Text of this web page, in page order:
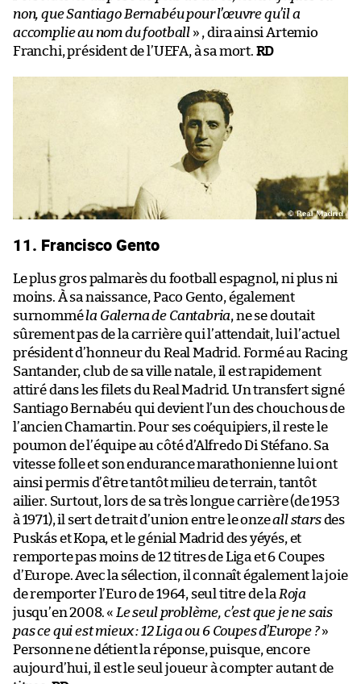
non, que Santiago Bernabéu pour l’œuvre qu’il a
accomplie au nom du football» , dira ainsi Artemio
Franchi, président de l’UEFA, à sa mort. RD
11. Francisco Gento
Le plus gros palmarès du football espagnol, ni plus ni
moins. À sa naissance, Paco Gento, également
surnomméla Galerna de Cantabria, ne se doutait
sûrement pas de la carrière qui l’attendait, lui l’actuel
président d’honneur du Real Madrid. Formé au Racing
Santander, club de sa ville natale, il est rapidement
attiré dans les filets du Real Madrid. Un transfert signé
Santiago Bernabéu qui devient l’un des chouchous de
l’ancien Chamartin. Pour ses coéquipiers, il reste le
poumon de l’équipe au côté d’Alfredo Di Stéfano. Sa
vitesse folle et son endurance marathonienne lui ont
ainsi permis d’être tantôt milieu de terrain, tantôt
ailier. Surtout, lors de sa très longue carrière (de 1953
à 1971), il sert de trait d’union entre le onzeall starsdes
Puskás et Kopa, et le génial Madrid des yéyés, et
remporte pas moins de 12 titres de Liga et 6 Coupes
d’Europe. Avec la sélection, il connaît également la joie
de remporter l’Euro de 1964, seul titre de la Roja
jusqu’en 2008. « Le seul problème, c’est que je ne sais
pas ce qui est mieux : 12 Liga ou 6 Coupes d’Europe ?»
Personne ne détient la réponse, puisque, encore
aujourd’hui, il est le seul joueur à compter autant de